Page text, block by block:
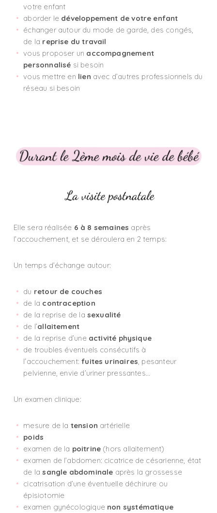
votre enfant
aborder le développement de votre enfant
échanger autour du mode de garde, des congés,
de la reprise du travail
vous proposer un accompagnement
personnalisé si besoin
vous mettre en lien avec d’autres professionnels du
réseau si besoin
Elle sera réalisée 6 à 8 semaines après
l’accouchement, et se déroulera en 2 temps:
Un temps d’échange autour:
du retour de couches
de la contraception
de la reprise de la sexualité
de l’allaitement
de la reprise d’une activité physique
de troubles éventuels consécutifs à
l’accouchement:fuites urinaires, pesanteur
pelvienne, envie d’uriner pressantes…
Un examen clinique:
mesure de la tension artérielle
poids
examen de la poitrine (hors allaitement)
examen de l’abdomen: cicatrice de césarienne, état
de lasangle abdominale après la grossesse
cicatrisation d’une éventuelle déchirure ou
épisiotomie
examen gynécologique non systématique